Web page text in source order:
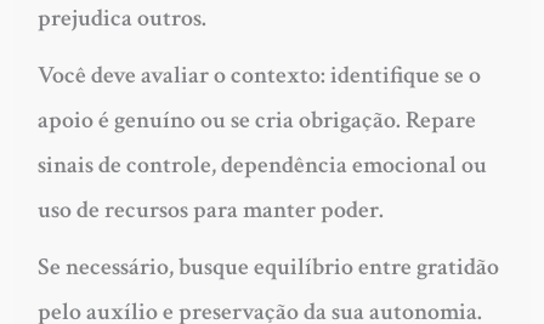
prejudica outros.
Você deve avaliar o contexto: identifique se o
apoio é genuíno ou se cria obrigação. Repare
sinais de controle, dependência emocional ou
uso de recursos para manter poder.
Se necessário, busque equilíbrio entre gratidão
pelo auxílio e preservação da sua autonomia.